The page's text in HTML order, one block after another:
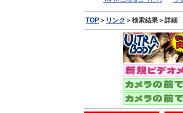
TOP ＞ リンク ＞検索結果＞詳細